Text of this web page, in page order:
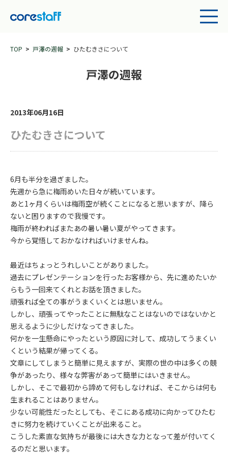
TOP 戸澤の週報 ひたむきさについて
戸澤の週報
2013年06月16日
ひたむきさについて
6月も半分を過ぎました。
先週から急に梅雨めいた日々が続いています。
あと1ヶ月くらいは梅雨空が続くことになると思いますが、降ら
ないと困りますので我慢です。
梅雨が終わればまたあの暑い暑い夏がやってきます。
今から覚悟しておかなければいけませんね。
最近はちょっとうれしいことがありました。
過去にプレゼンテーションを行ったお客様から、先に進めたいか
らもう一回来てくれとお話を頂きました。
頑張れば全ての事がうまくいくとは思いません。
しかし、頑張ってやったことに無駄なことはないのではないかと
思えるように少しだけなってきました。
何かを一生懸命にやったという原因に対して、成功してうまくい
くという結果が帰ってくる。
文章にしてしまうと簡単に見えますが、実際の世の中は多くの競
争があったり、様々な弊害があって簡単にはいきません。
しかし、そこで最初から諦めて何もしなければ、そこからは何も
生まれることはありません。
少ない可能性だったとしても、そこにある成功に向かってひたむ
きに努力を続けていくことが出来ること。
こうした素直な気持ちが最後には大きな力となって差が付いてく
るのだと思います。